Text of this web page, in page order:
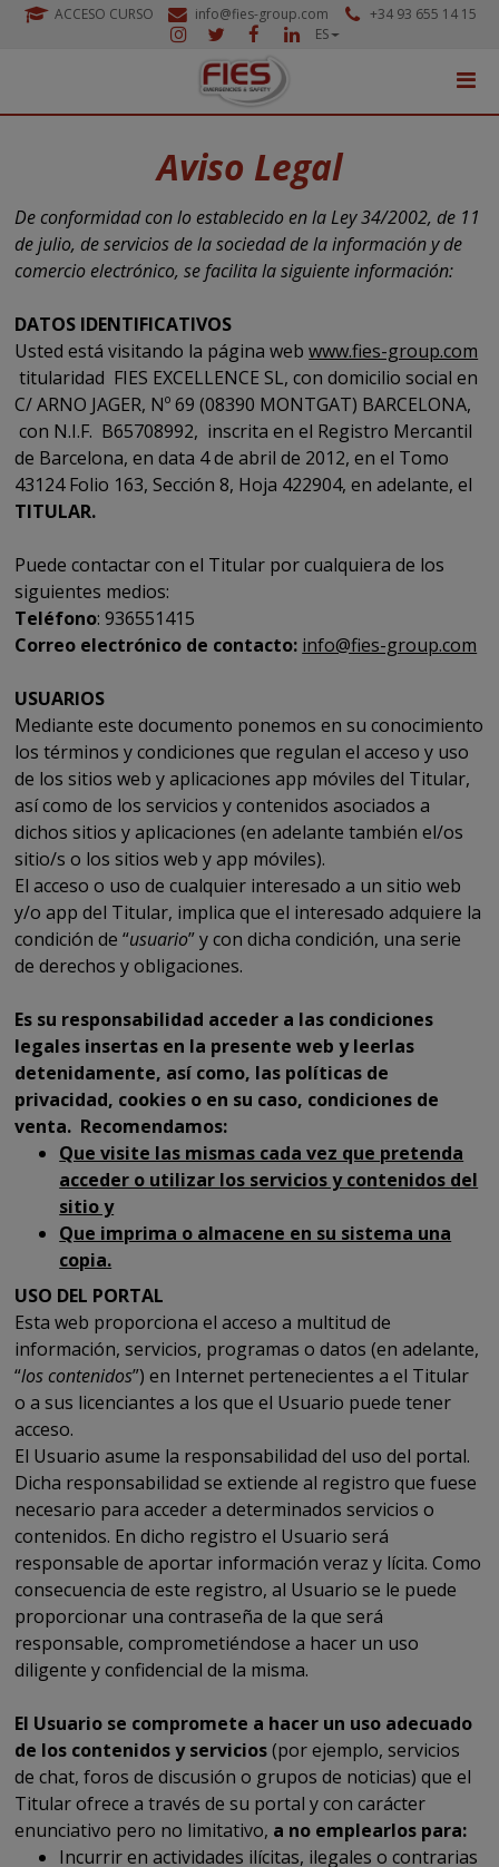
ACCESO CURSO info@fies-group.com
+34 93 655 14 15
ES
Aviso Legal
De conformidad con lo establecido en la Ley 34/2002, de 11
de julio, de servicios de la sociedad de la información y de
comercio electrónico, se facilita la siguiente información:
DATOS IDENTIFICATIVOS
Usted está visitando la página webwww.fies-group.com
titularidad FIES EXCELLENCE SL, con domicilio social en
C/ ARNO JAGER, Nº 69 (08390 MONTGAT) BARCELONA,
con N.I.F. B65708992, inscrita en el Registro Mercantil
de Barcelona, en data 4 de abril de 2012, en el Tomo
43124 Folio 163, Sección 8, Hoja 422904, en adelante, el
TITULAR.
Puede contactar con el Titular por cualquiera de los
siguientes medios:
Teléfono: 936551415
Correo electrónico de contacto: info@fies-group.com
USUARIOS
Mediante este documento ponemos en su conocimiento
los términos y condiciones que regulan el acceso y uso
de los sitios web y aplicaciones app móviles del Titular,
así como de los servicios y contenidos asociados a
dichos sitios y aplicaciones (en adelante también el/os
sitio/s o los sitios web y app móviles).
El acceso o uso de cualquier interesado a un sitio web
y/o app del Titular, implica que el interesado adquiere la
condición de “usuario” y con dicha condición, una serie
de derechos y obligaciones.
Es su responsabilidad acceder a las condiciones
legales insertas en la presente web y leerlas
detenidamente, así como, las políticas de
privacidad, cookies o en su caso, condiciones de
venta. Recomendamos:
Que visite las mismas cada vez que pretenda
acceder o utilizar los servicios y contenidos del
sitio y
Que imprima o almacene en su sistema una
copia.
USO DEL PORTAL
Esta web proporciona el acceso a multitud de
información, servicios, programas o datos (en adelante,
“los contenidos”) en Internet pertenecientes a el Titular
o a sus licenciantes a los que el Usuario puede tener
acceso.
El Usuario asume la responsabilidad del uso del portal.
Dicha responsabilidad se extiende al registro que fuese
necesario para acceder a determinados servicios o
contenidos. En dicho registro el Usuario será
responsable de aportar información veraz y lícita. Como
consecuencia de este registro, al Usuario se le puede
proporcionar una contraseña de la que será
responsable, comprometiéndose a hacer un uso
diligente y confidencial de la misma.
El Usuario se compromete a hacer un uso adecuado
de los contenidos y servicios(por ejemplo, servicios
de chat, foros de discusión o grupos de noticias) que el
Titular ofrece a través de su portal y con carácter
enunciativo pero no limitativo, a no emplearlos para:
Incurrir en actividades ilícitas, ilegales o contrarias